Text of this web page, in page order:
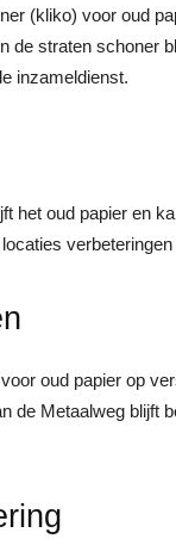
(kliko) voor oud
de straten schoner
inzameldienst.
het oud papier en
oud papier op
de Metaalweg blijft